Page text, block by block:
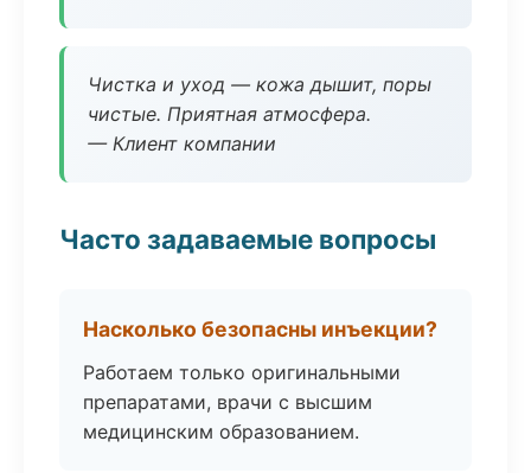
Чистка и уход — кожа дышит, поры
чистые. Приятная атмосфера.
— Клиент компании
Часто задаваемые вопросы
Насколько безопасны инъекции?
Работаем только оригинальными
препаратами, врачи с высшим
медицинским образованием.